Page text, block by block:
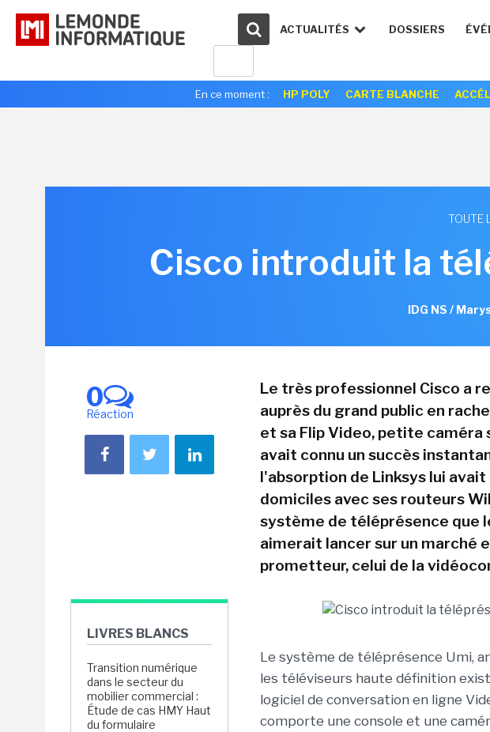
ACTUALITÉS DOSSIERS
En ce moment : HP POLY CARTE BLANCHE
TOUTE
Cisco introduit la
IDG NS /
0
Réaction
LIVRES BLANCS
Transition numérique
dans le secteur du
mobilier commercial :
Étude de cas HMY Haut
du formulaire
Le très professionnel Cisco a
auprès du grand public en
et sa Flip Video, petite caméra
avait connu un succès
l'absorption de Linksys lui
domiciles avec ses routeurs
système de téléprésence que
aimerait lancer sur un marché
prometteur, celui de la
Le système de téléprésence Umi,
les téléviseurs haute définition
logiciel de conversation en ligne
comporte une console et une